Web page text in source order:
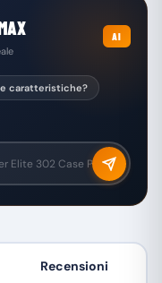
AI
caratteristiche?
Recensioni